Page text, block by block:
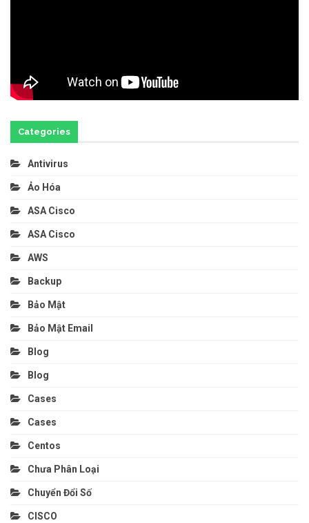
Categories
Antivirus
Ảo Hóa
ASA Cisco
ASA Cisco
AWS
Backup
Bảo Mật
Bảo Mật Email
Blog
Blog
Cases
Cases
Centos
Chưa Phân Loại
Chuyển Đổi Số
CISCO